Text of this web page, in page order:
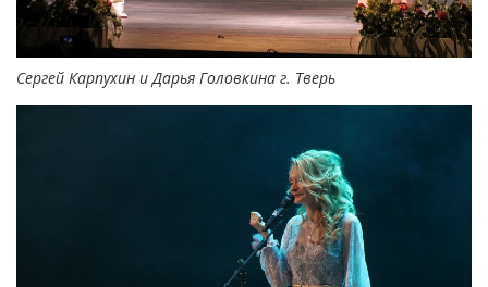
Сергей Карпухин и Дарья Головкина г. Тверь